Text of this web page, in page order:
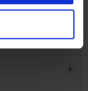
können sich